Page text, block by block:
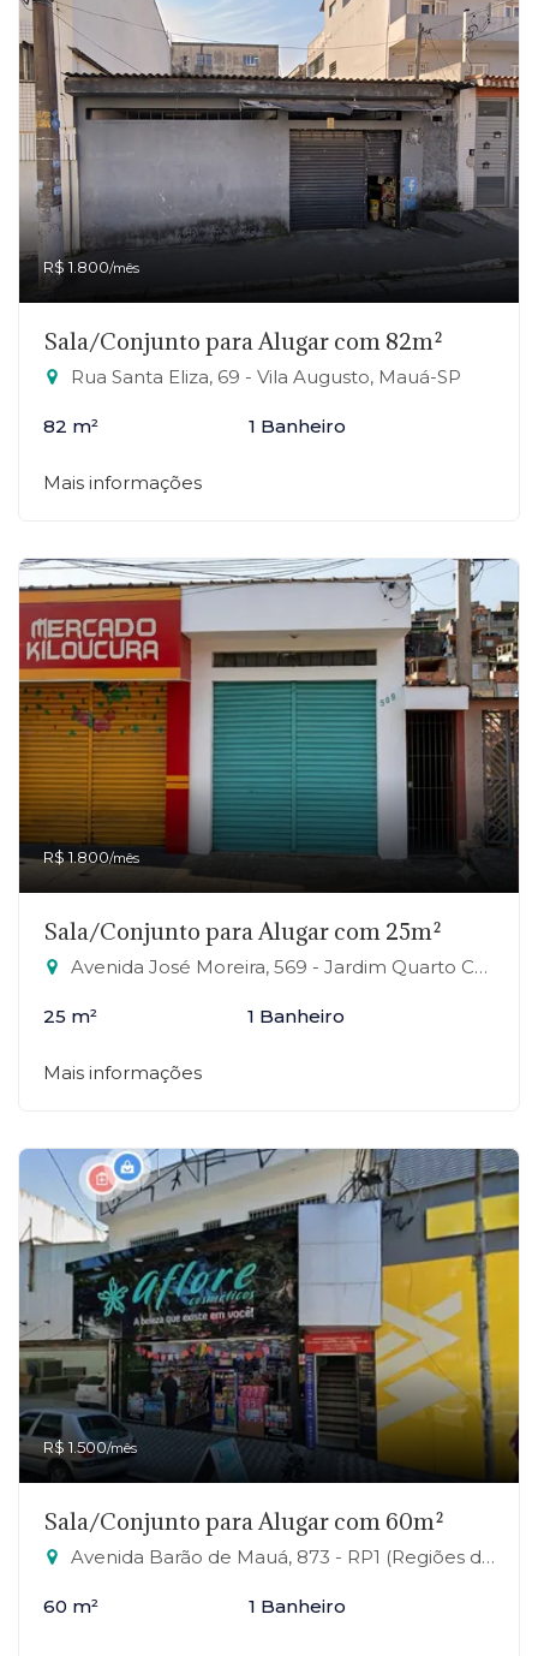
R$ 1.800/mês
Sala/Conjunto para Alugar com 82m²
Rua Santa Eliza, 69 - Vila Augusto, Mauá-SP
82 m² 1 Banheiro
Mais informações
R$ 1.800/mês
Sala/Conjunto para Alugar com 25m²
Avenida José Moreira, 569 - Jardim Quarto Centenário, Mauá-SP
25 m² 1 Banheiro
Mais informações
R$ 1.500/mês
Sala/Conjunto para Alugar com 60m²
Avenida Barão de Mauá, 873 - RP1 (Regiões de Planejamento), Mauá-SP
60 m² 1 Banheiro